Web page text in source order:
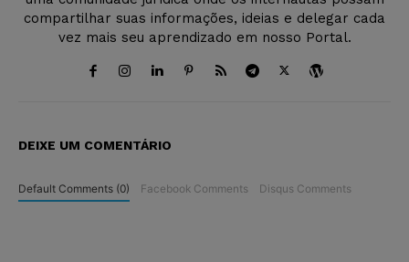
compartilhar suas informações, ideias e delegar cada
vez mais seu aprendizado em nosso Portal.
DEIXE UM COMENTÁRIO
Default Comments (0) Facebook Comments Disqus Comments